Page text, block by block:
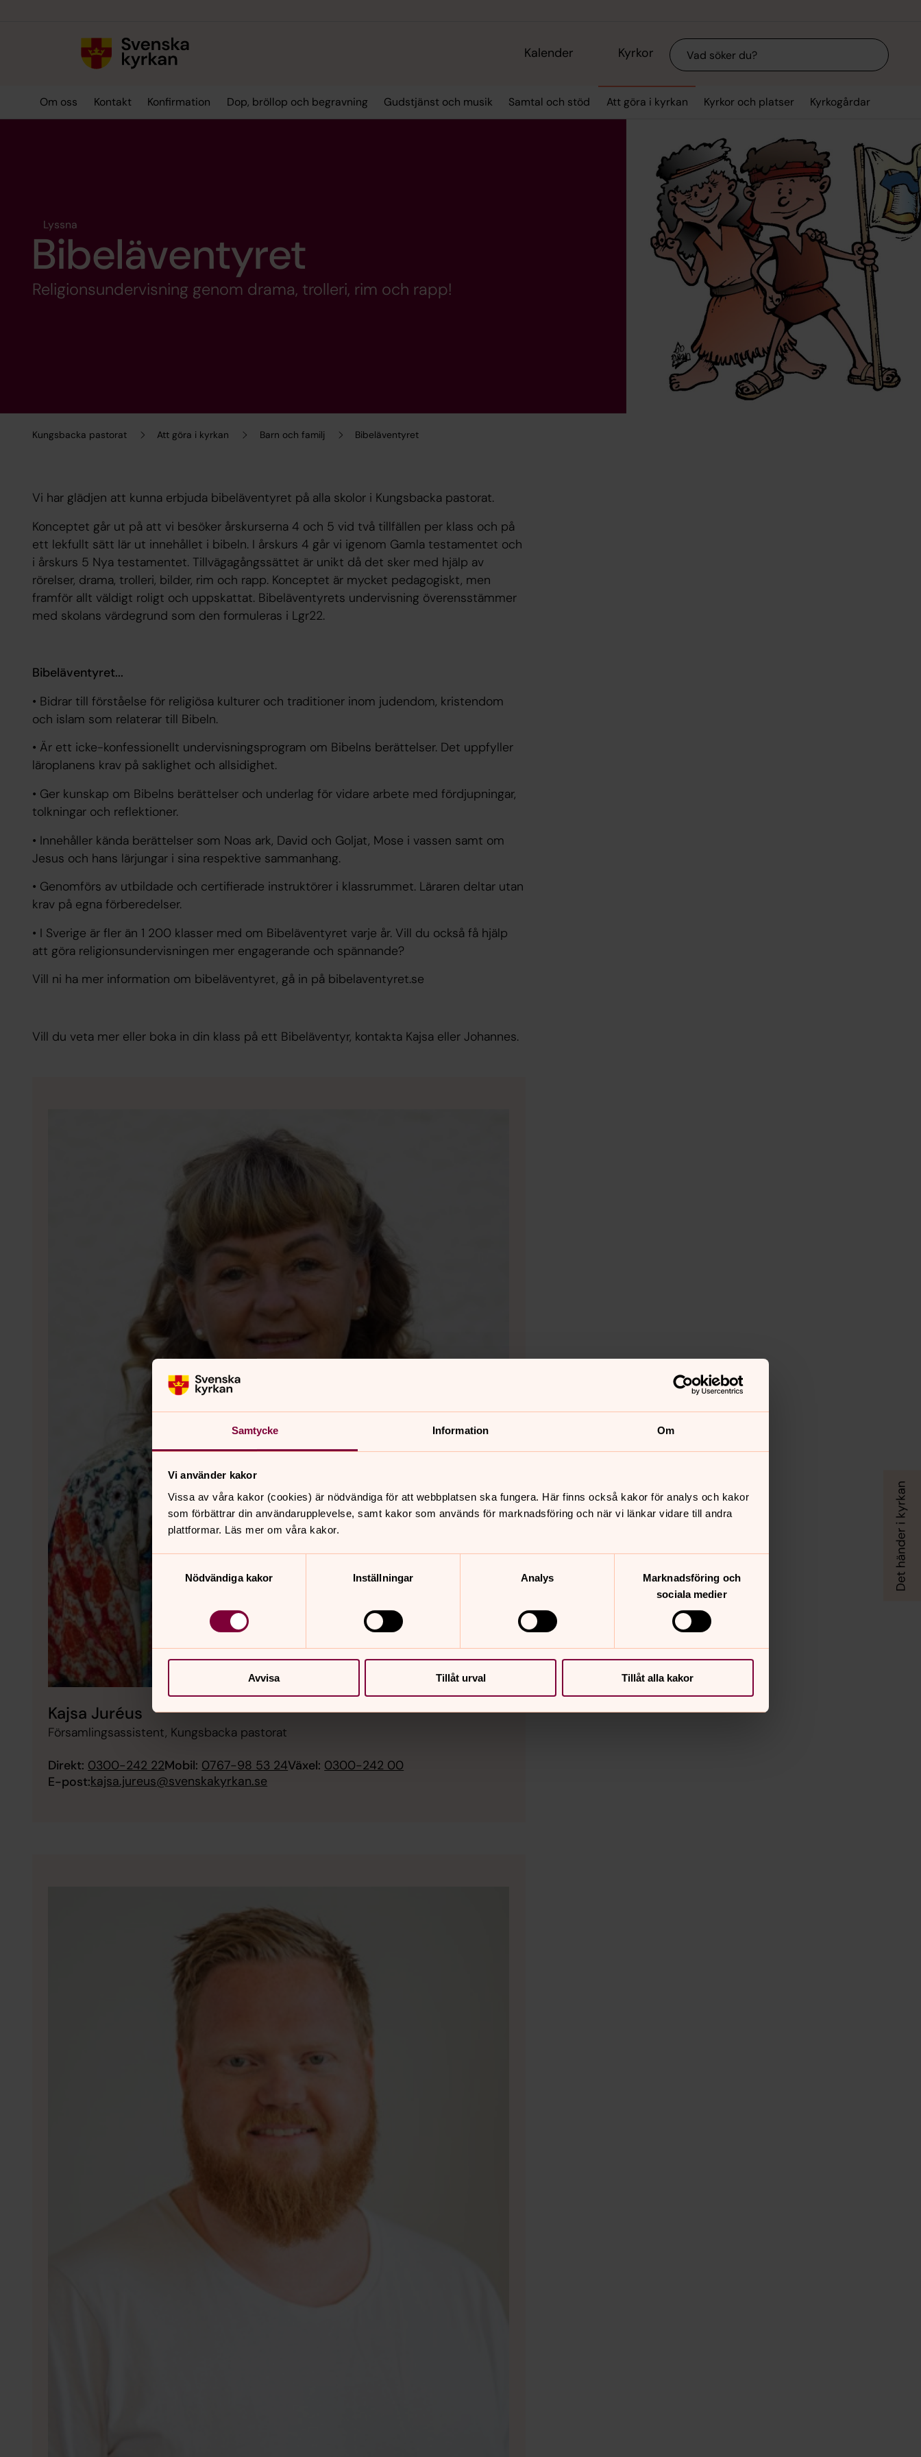
Samtycke Information Om
Vi använder kakor
Vissa av våra kakor (cookies) är nödvändiga för att webbplatsen ska fungera. Här finns också kakor för analys och kakor
som förbättrar din användarupplevelse, samt kakor som används för marknadsföring och när vi länkar vidare till andra
plattformar. Läs mer om våra kakor.
Nödvändiga kakor
Inställningar Analys
Marknadsföring och
sociala medier
Avvisa Tillåt urval Tillåt alla kakor
Kalender Kyrkor Sök
Om oss Kontakt Konfirmation Dop, bröllop och begravning Gudstjänst och musik Samtal och stöd Att göra i kyrkan Kyrkor och platser Kyrkogårdar
Kungsbacka pastorat Att göra i kyrkan Barn och familj Bibeläventyret
Lyssna
Bibeläventyret
Religionsundervisning genom drama, trolleri, rim och rapp!
Vi har glädjen att kunna erbjuda bibeläventyret på alla skolor i Kungsbacka pastorat.
Konceptet går ut på att vi besöker årskurserna 4 och 5 vid två tillfällen per klass och på
ett lekfullt sätt lär ut innehållet i bibeln. I årskurs 4 går vi igenom Gamla testamentet och
i årskurs 5 Nya testamentet. Tillvägagångssättet är unikt då det sker med hjälp av
rörelser, drama, trolleri, bilder, rim och rapp. Konceptet är mycket pedagogiskt, men
framför allt väldigt roligt och uppskattat. Bibeläventyrets undervisning överensstämmer
med skolans värdegrund som den formuleras i Lgr22.
Bibeläventyret...
• Bidrar till förståelse för religiösa kulturer och traditioner inom judendom, kristendom
och islam som relaterar till Bibeln.
• Är ett icke-konfessionellt undervisningsprogram om Bibelns berättelser. Det uppfyller
läroplanens krav på saklighet och allsidighet.
• Ger kunskap om Bibelns berättelser och underlag för vidare arbete med fördjupningar,
tolkningar och reflektioner.
• Innehåller kända berättelser som Noas ark, David och Goljat, Mose i vassen samt om
Jesus och hans lärjungar i sina respektive sammanhang.
• Genomförs av utbildade och certifierade instruktörer i klassrummet. Läraren deltar utan
krav på egna förberedelser.
• I Sverige är fler än 1 200 klasser med om Bibeläventyret varje år. Vill du också få hjälp
att göra religionsundervisningen mer engagerande och spännande?
Vill ni ha mer information om bibeläventyret, gå in på bibelaventyret.se
Vill du veta mer eller boka in din klass på ett Bibeläventyr, kontakta Kajsa eller Johannes.
Kajsa Juréus
Församlingsassistent, Kungsbacka pastorat
Direkt: 0300-242 22Mobil: 0767-98 53 24Växel: 0300-242 00
E-post:kajsa.jureus@svenskakyrkan.se